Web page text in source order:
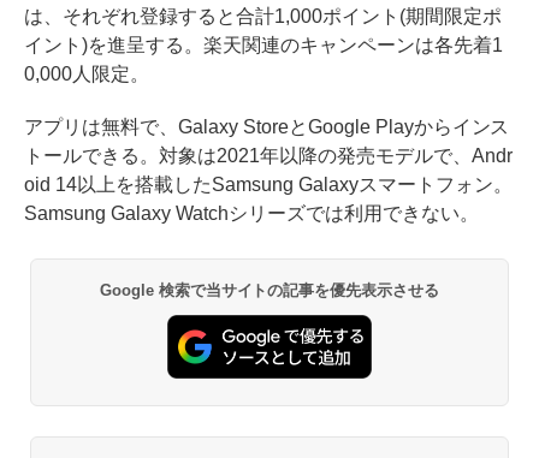
は、それぞれ登録すると合計1,000ポイント(期間限定ポ
イント)を進呈する。楽天関連のキャンペーンは各先着1
0,000人限定。
アプリは無料で、Galaxy StoreとGoogle Playからインス
トールできる。対象は2021年以降の発売モデルで、Andr
oid 14以上を搭載したSamsung Galaxyスマートフォン。
Samsung Galaxy Watchシリーズでは利用できない。
Google 検索で当サイトの記事を優先表示させる